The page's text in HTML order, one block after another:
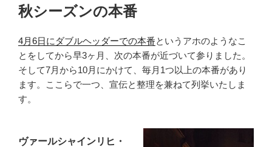
秋シーズンの本番
4月6日にダブルヘッダーでの本番というアホのようなこ
とをしてから早3ヶ月、次の本番が近づいて参りました。
そして7月から10月にかけて、毎月1つ以上の本番があり
ます。ここらで一つ、宣伝と整理を兼ねて列挙いたしま
す。
ヴァールシャインリヒ・